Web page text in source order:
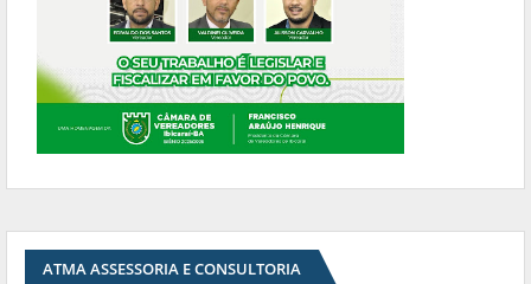
ATMA ASSESSORIA E CONSULTORIA